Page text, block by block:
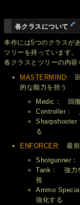
各クラスについて
本作には5つのクラスが
ツリーを持っています。
各クラスとツリーの内容
MASTERMIND: 回
的な能力を担う
Medic： 回復
Controller：
Sharpshooter
る
ENFORCER: 最前
Shotgunner
Tank： 強力
視
Ammo
強化する